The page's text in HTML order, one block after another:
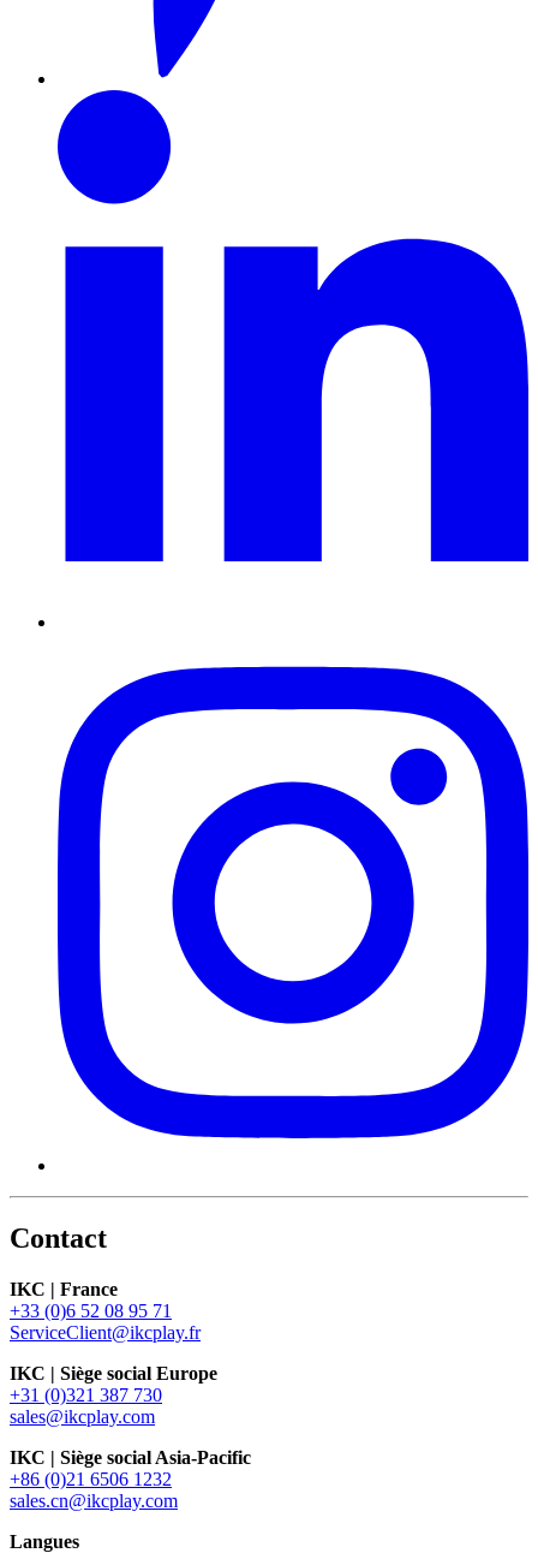
Contact
IKC | France
+33 (0)6 52 08 95 71
ServiceClient@ikcplay.fr
IKC | Siège social Europe
+31 (0)321 387 730
sales@ikcplay.com
IKC | Siège social Asia-Pacific
+86 (0)21 6506 1232
sales.cn@ikcplay.com
Langues